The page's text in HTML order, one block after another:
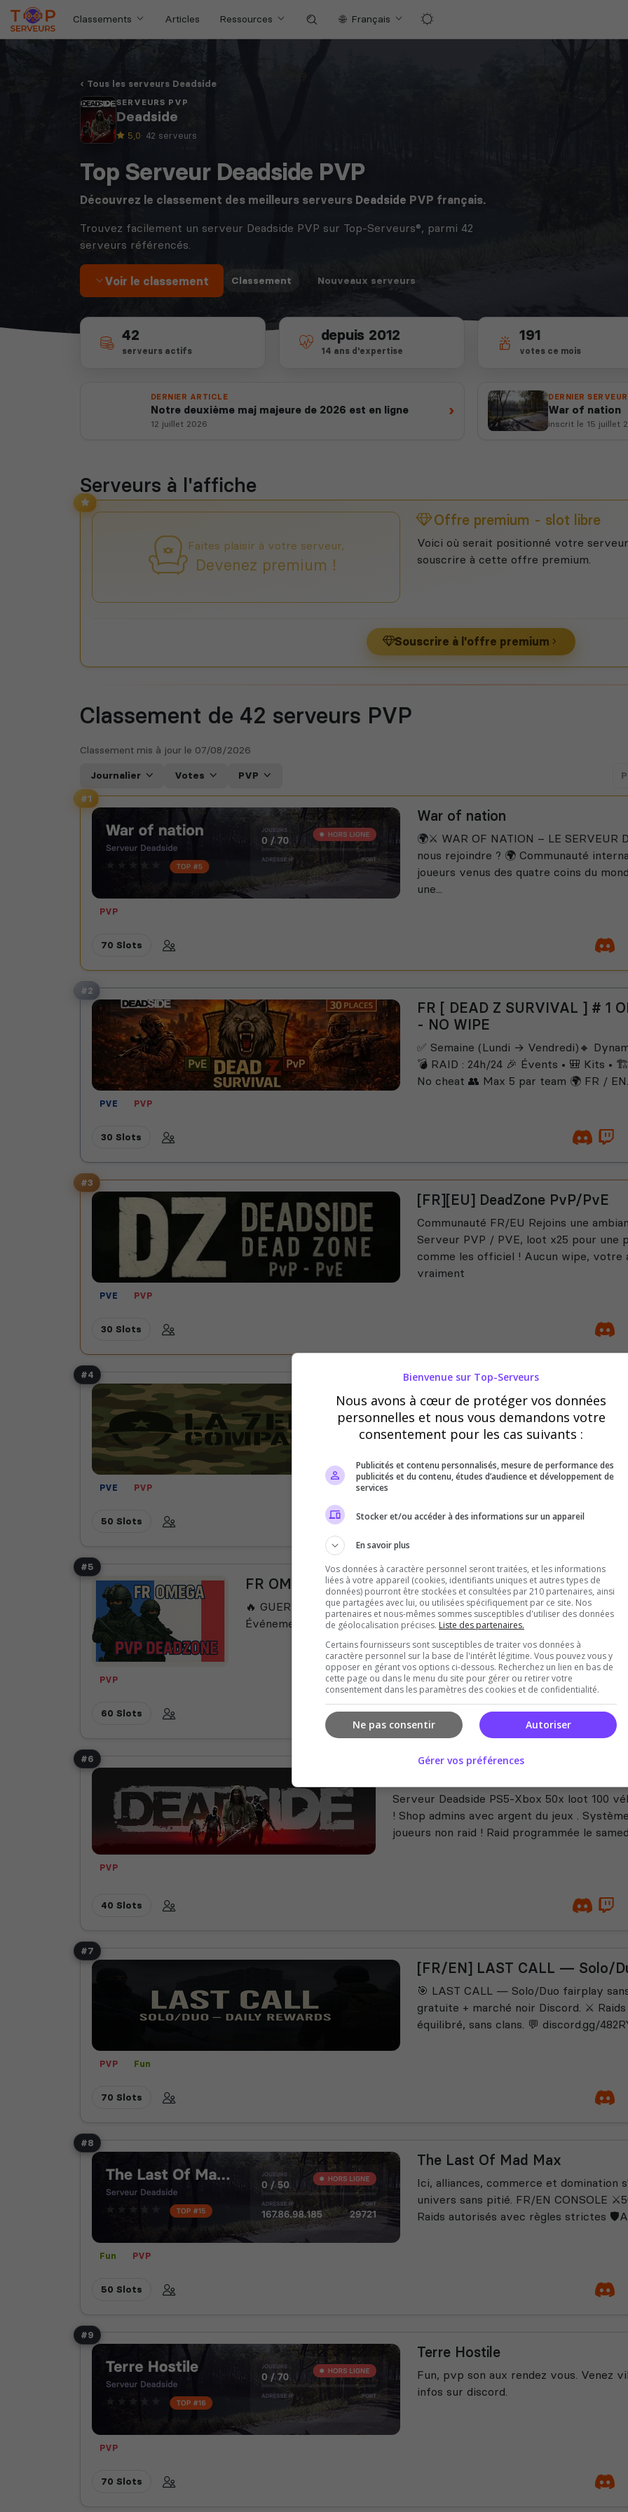
Classements Articles Ressources Français
Tous les serveurs Deadside
SERVEURS PVP
Deadside
5,0· 42 serveurs
Top Serveur Deadside PVP
Découvrez le classement des meilleurs serveurs Deadside PVP français.
Trouvez facilement un serveur Deadside PVP sur Top-Serveurs®, parmi 42
serveurs référencés.
Voir le classement Classement · Nouveaux serveurs
42
serveurs actifs
depuis 2012
14 ans d'expertise
191
votes ce mois
DERNIER ARTICLE
Notre deuxième maj majeure de 2026 est en ligne
12 juillet 2026
›
DERNIER
War of nation
inscrit le 15 juillet
Serveurs à l'affiche
Faites plaisir à votre serveur,
Devenez premium !
Offre premium - slot libre
Voici où serait positionné votre
souscrire à cette offre premium.
Souscrire à l'offre premium
Classement de 42 serveurs PVP
Classement mis à jour le 07/08/2026
Journalier Votes PVP
#1
PVP
War of nation
🌍⚔️ WAR OF NATION – LE SERVEUR
nous rejoindre ? 🌍 Communauté
joueurs venus des quatre coins du
une...
70 Slots
#2
PVE PVP
FR [ DEAD Z SURVIVAL ] # 1
- NO WIPE
✅ Semaine (Lundi → Vendredi)🔸
💣 RAID : 24h/24 🎉 Évents • 🎒 Kits •
No cheat 👥 Max 5 par team 🌍 FR / EN...
30 Slots
#3
PVE PVP
[FR][EU] DeadZone PvP/PvE
Communauté FR/EU Rejoins une
Serveur PVP / PVE, loot x25 pour une
comme les officiel ! Aucun wipe, votre
vraiment
30 Slots
#4
PVE PVP
La 7ème compagnie serveur
DeadSide
Serveur PVP, raid programmer
50 Slots
#5
PVP
FR OMEGA PVP DEADZONE
🔥 GUERRE CIVILE FR 🔥 ⚔️ PVP | 👥 Team de 8 | 🤝 Alliance autorisée
Événements réguliers en semaine 🛒 Shop Discord
60 Slots
#6
PVP
Serveur Deadside PS5-Xbox 50x loot 100
! Shop admins avec argent du jeux .
joueurs non raid ! Raid programmée le
40 Slots
#7
PVP Fun
[FR/EN] LAST CALL — Solo/
🎯 LAST CALL — Solo/Duo fairplay
gratuite + marché noir Discord. ⚔️ Raids
équilibré, sans clans. 💬 discord.gg/
70 Slots
#8
Fun PVP
The Last Of Mad Max
Ici, alliances, commerce et domination
univers sans pitié. FR/EN CONSOLE
Raids autorisés avec règles strictes
50 Slots
#9
PVP
Terre Hostile
Fun, pvp son aux rendez vous. Venez
infos sur discord.
70 Slots
Bienvenue sur Top-Serveurs
Nous avons à cœur de protéger vos données
personnelles et nous vous demandons votre
consentement pour les cas suivants :
Publicités et contenu personnalisés, mesure de performance des
publicités et du contenu, études d’audience et développement de
services
Stocker et/ou accéder à des informations sur un appareil
En savoir plus
Vos données à caractère personnel seront traitées, et les informations
liées à votre appareil (cookies, identifiants uniques et autres types de
données) pourront être stockées et consultées par 210 partenaires, ainsi
que partagées avec lui, ou utilisées spécifiquement par ce site. Nos
partenaires et nous-mêmes sommes susceptibles d'utiliser des données
de géolocalisation précises. Liste des partenaires.
Certains fournisseurs sont susceptibles de traiter vos données à
caractère personnel sur la base de l'intérêt légitime. Vous pouvez vous y
opposer en gérant vos options ci-dessous. Recherchez un lien en bas de
cette page ou dans le menu du site pour gérer ou retirer votre
consentement dans les paramètres des cookies et de confidentialité.
Autoriser
Ne pas consentir
Gérer vos préférences